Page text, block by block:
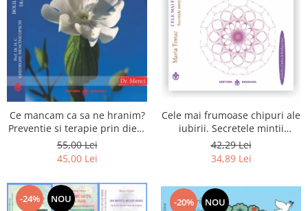
Ce mancam ca sa ne hranim?
Preventie si terapie prin dieta
in bolile cardiovasculare si in
diabetul zaharat
55,00 Lei
45,00 Lei
Cele mai frumoase chipuri ale
iubirii. Secretele mintii
omenesti in opera marelui
initiat, Rumi
42,29 Lei
34,89 Lei
-24% NOU -20% NOU